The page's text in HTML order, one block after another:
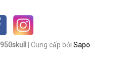
950skull Cung cấp bởi Sapo